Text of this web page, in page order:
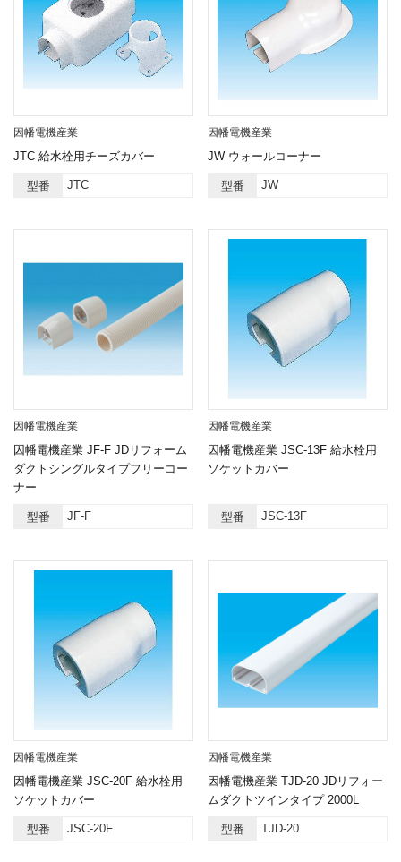
因幡電機産業
JTC 給水栓用チーズカバー
型番 JTC
因幡電機産業
JW ウォールコーナー
型番 JW
因幡電機産業
因幡電機産業 JF-F JDリフォーム
ダクトシングルタイプフリーコー
ナー
型番 JF-F
因幡電機産業
因幡電機産業 JSC-13F 給水栓用
ソケットカバー
型番 JSC-13F
因幡電機産業
因幡電機産業 JSC-20F 給水栓用
ソケットカバー
型番 JSC-20F
因幡電機産業
因幡電機産業 TJD-20 JDリフォー
ムダクトツインタイプ 2000L
型番 TJD-20